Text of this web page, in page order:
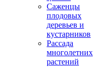
Саженцы
плодовых
деревьев и
кустарников
Рассада
многолетних
растений